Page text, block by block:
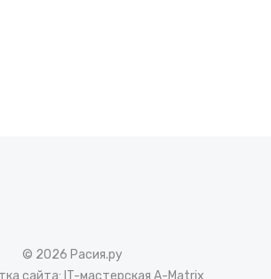
© 2026 Расия.ру
сайта: IT-мастерская A-Matrix